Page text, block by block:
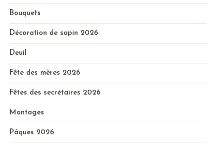
Bouquets
Décoration de sapin 2026
Deuil
Fête des mères 2026
Fêtes des secrétaires 2026
Montages
Pâques 2026